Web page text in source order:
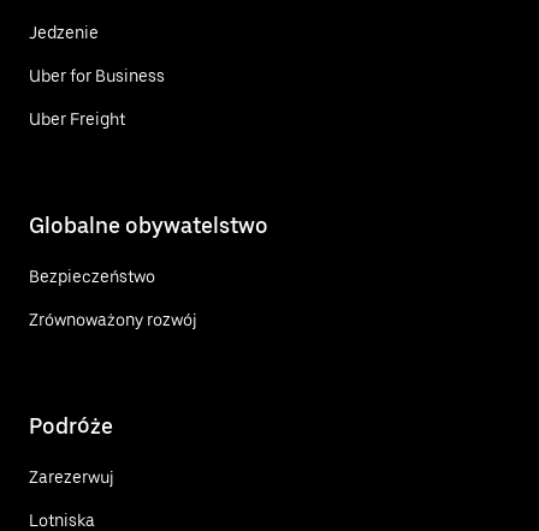
Jedzenie
Uber for Business
Uber Freight
Globalne obywatelstwo
Bezpieczeństwo
Zrównoważony rozwój
Podróże
Zarezerwuj
Lotniska